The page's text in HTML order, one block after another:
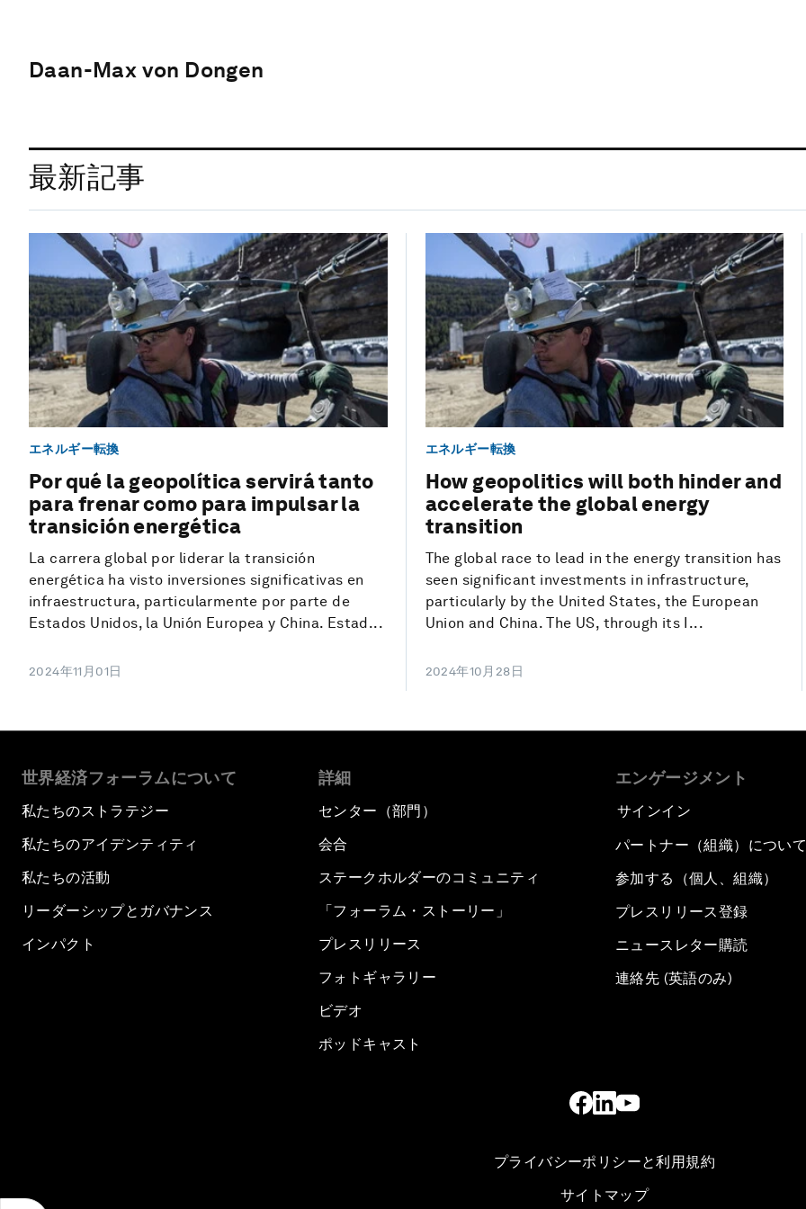
Daan-Max von Dongen
最新記事
エネルギー転換
Por qué la geopolítica servirá tanto
para frenar como para impulsar la
transición energética
La carrera global por liderar la transición
energética ha visto inversiones significativas en
infraestructura, particularmente por parte de
Estados Unidos, la Unión Europea y China. Estad...
2024年11月01日
エネルギー転換
How geopolitics will both hinder and
accelerate the global energy
transition
The global race to lead in the energy transition has
seen significant investments in infrastructure,
particularly by the United States, the European
Union and China. The US, through its I...
2024年10月28日
世界経済フォーラムについて
私たちのストラテジー
私たちのアイデンティティ
私たちの活動
リーダーシップとガバナンス
インパクト
詳細
センター（部門）
会合
ステークホルダーのコミュニティ
「フォーラム・ストーリー」
プレスリリース
フォトギャラリー
ビデオ
ポッドキャスト
エンゲージメント
サインイン
パートナー（組織）につい
参加する（個人、組織）
プレスリリース登録
ニュースレター購読
連絡先 (英語のみ)
プライバシーポリシーと利用規約
サイトマップ